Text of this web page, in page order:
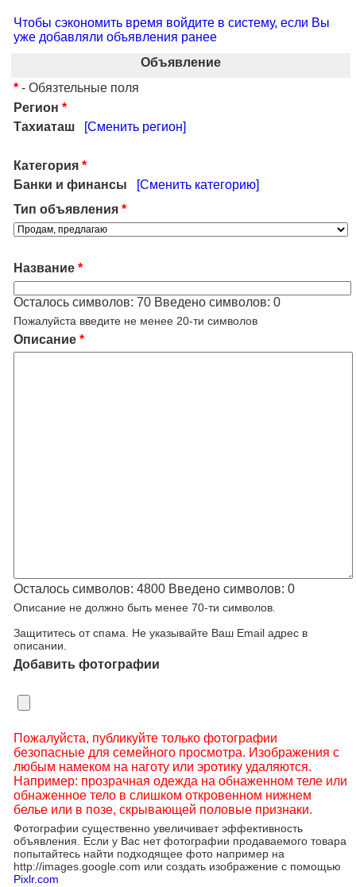
Чтобы сэкономить время войдите в систему, если Вы
уже добавляли объявления ранее
Объявление
* - Обязтельные поля
Регион *
Тахиаташ
[Сменить регион]
Категория *
Банки и финансы
[Сменить категорию]
Тип объявления *
Название *
Осталось символов: 70 Введено символов: 0
Пожалуйста введите не менее 20-ти символов
Описание *
Осталось символов: 4800 Введено символов: 0
Описание не должно быть менее 70-ти символов.
Защититесь от спама. Не указывайте Ваш Email адрес в
описании.
Добавить фотографии
Пожалуйста, публикуйте только фотографии
безопасные для семейного просмотра. Изображения с
любым намеком на наготу или эротику удаляются.
Например: прозрачная одежда на обнаженном теле или
обнаженное тело в слишком откровенном нижнем
белье или в позе, скрывающей половые признаки.
Фотографии существенно увеличивает эффективность
объявления. Если у Вас нет фотографии продаваемого товара
попытайтесь найти подходящее фото например на
http://images.google.com или создать изображение с помощью
Pixlr.com